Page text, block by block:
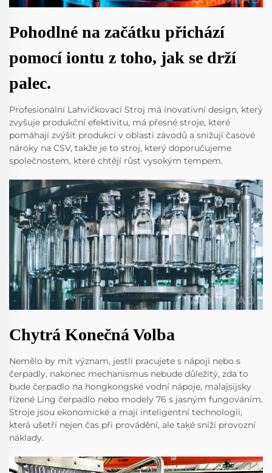
Pohodlné na začátku přichází
pomocí iontu z toho, jak se drží
palec.
Profesionální Lahvičkovací Stroj má inovativní design, který
zvyšuje produkční efektivitu, má přesné stroje, které
pomáhají zvýšit produkci v oblasti závodů a snižují časové
nároky na CSV, takže je to stroj, který doporučujeme
společnostem, které chtějí růst vysokým tempem.
Chytrá Konečná Volba
Nemělo by mít význam, jestli pracujete s nápoji nebo s
čerpadly, nakonec mechanismus nebude důležitý, zda to
bude čerpadlo na hongkongské vodní nápoje, malajsijsky
řízené Ling čerpadlo nebo modely 76 s jasným fungováním.
Stroje jsou ekonomické a mají inteligentní technologii,
která ušetří nejen čas při provádění, ale také sníží provozní
náklady.